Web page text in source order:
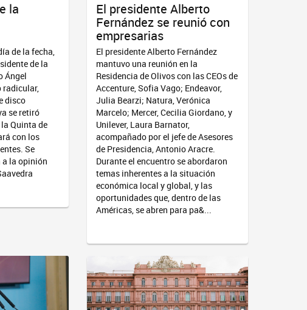
la
de la fecha,
de la
Ángel
radicular,
disco
se retiró
Quinta de
con los
Se
la opinión
El presidente Alberto
Fernández se reunió con
empresarias
El presidente Alberto Fernández
mantuvo una reunión en la
Residencia de Olivos con las CEOs de
Accenture, Sofia Vago; Endeavor,
Julia Bearzi; Natura, Verónica
Marcelo; Mercer, Cecilia Giordano, y
Unilever, Laura Barnator,
acompañado por el jefe de Asesores
de Presidencia, Antonio Aracre.
Durante el encuentro se abordaron
temas inherentes a la situación
económica local y global, y las
oportunidades que, dentro de las
Américas, se abren para pa&...